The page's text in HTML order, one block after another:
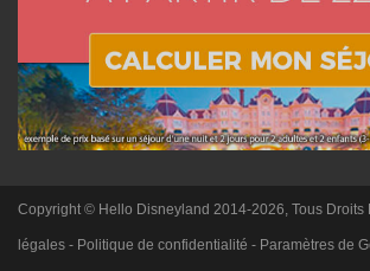
Copyright © Hello Disneyland 2014-2026, Tous Droits
légales - Politique de confidentialité - Paramètres de